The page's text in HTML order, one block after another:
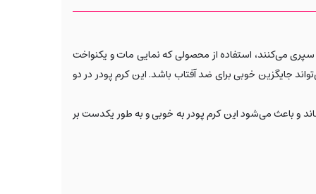
سپری می‌کنند، استفاده از محصولی که نمایی مات و یکنواخت
جایگزین خوبی برای ضد آفتاب باشد. این کرم پودر در دو
و باعث می‌شود این کرم پودر به خوبی و به طور یکدست بر